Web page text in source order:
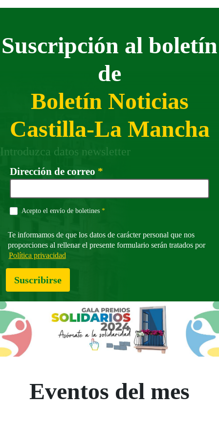
Suscripción al boletín
de
Boletín Noticias
Castilla-La Mancha
Introduzca datos newsletter
Dirección de correo *
Acepto el envío de boletines *Campo obligatorio
Te informamos de que los datos de carácter personal que nos
proporciones al rellenar el presente formulario serán tratados por
Política privacidad
Suscribirse
Eventos del mes